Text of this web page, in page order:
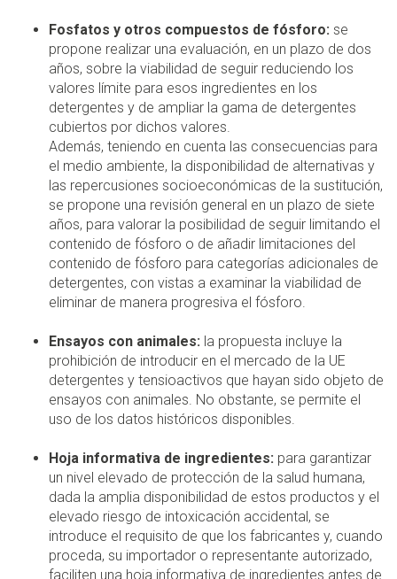
Fosfatos y otros compuestos de fósforo: se
propone realizar una evaluación, en un plazo de dos
años, sobre la viabilidad de seguir reduciendo los
valores límite para esos ingredientes en los
detergentes y de ampliar la gama de detergentes
cubiertos por dichos valores.
Además, teniendo en cuenta las consecuencias para
el medio ambiente, la disponibilidad de alternativas y
las repercusiones socioeconómicas de la sustitución,
se propone una revisión general en un plazo de siete
años, para valorar la posibilidad de seguir limitando el
contenido de fósforo o de añadir limitaciones del
contenido de fósforo para categorías adicionales de
detergentes, con vistas a examinar la viabilidad de
eliminar de manera progresiva el fósforo.
Ensayos con animales: la propuesta incluye la
prohibición de introducir en el mercado de la UE
detergentes y tensioactivos que hayan sido objeto de
ensayos con animales. No obstante, se permite el
uso de los datos históricos disponibles.
Hoja informativa de ingredientes: para garantizar
un nivel elevado de protección de la salud humana,
dada la amplia disponibilidad de estos productos y el
elevado riesgo de intoxicación accidental, se
introduce el requisito de que los fabricantes y, cuando
proceda, su importador o representante autorizado,
faciliten una hoja informativa de ingredientes antes de